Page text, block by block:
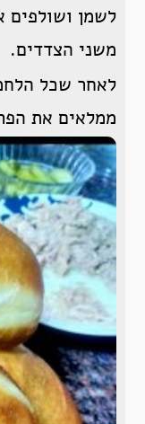
לשמן ושולפים
משני הצדדים.
לאחר שכל
ממלאים את